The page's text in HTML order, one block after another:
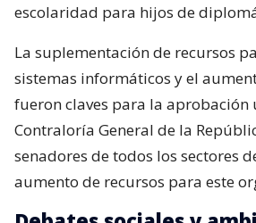
escolaridad para hijos de
La suplementación de recursos
sistemas informáticos y el
fueron claves para la aprobación
Contraloría General de la
senadores de todos los sectores
aumento de recursos para este